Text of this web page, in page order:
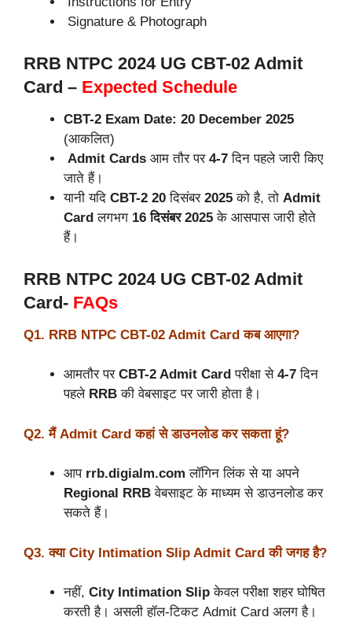
Signature & Photograph
RRB NTPC 2024 UG CBT-02 Admit
Card – Expected Schedule
CBT-2 Exam Date: 20 December 2025
(आकलित)
Admit Cards आम तौर पर 4-7 दिन पहले जारी किए
जाते हैं।
यानी यदि CBT-2 20 दिसंबर 2025 को है, तो Admit
Card लगभग 16 दिसंबर 2025 के आसपास जारी होते
हैं।
RRB NTPC 2024 UG CBT-02 Admit
Card- FAQs
Q1. RRB NTPC CBT-02 Admit Card कब आएगा?
आमतौर पर CBT-2 Admit Card परीक्षा से 4-7 दिन
पहले RRB की वेबसाइट पर जारी होता है।
Q2. मैं Admit Card कहां से डाउनलोड कर सकता हूं?
आप rrb.digialm.com लॉगिन लिंक से या अपने
Regional RRB वेबसाइट के माध्यम से डाउनलोड कर
सकते हैं।
Q3. क्या City Intimation Slip Admit Card की जगह है?
नहीं, City Intimation Slip केवल परीक्षा शहर घोषित
करती है। असली हॉल-टिकट Admit Card अलग है।